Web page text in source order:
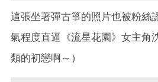
這張坐著彈古箏的照片也被粉絲
氣程度直逼《流星花園》女主角
類的初戀啊～）